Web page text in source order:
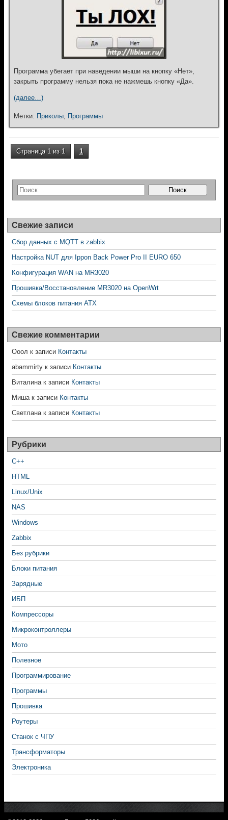
Программа убегает при наведении мыши на кнопку «Нет»,
закрыть программу нельзя пока не нажмешь кнопку «Да».
(далее…)
Метки: Приколы, Программы
Страница 1 из 1 1
Свежие записи
Сбор данных с MQTT в zabbix
Настройка NUT для Ippon Back Power Pro II EURO 650
Конфигурация WAN на MR3020
Прошивка/Восстановление MR3020 на OpenWrt
Схемы блоков питания ATX
Свежие комментарии
Ооол к записи Контакты
abammirty к записи Контакты
Виталинак записи Контакты
Мишак записи Контакты
Светланак записи Контакты
Рубрики
C++
HTML
Linux/Unix
NAS
Windows
Zabbix
Без рубрики
Блоки питания
Зарядные
ИБП
Компрессоры
Микроконтроллеры
Мото
Полезное
Программирование
Программы
Прошивка
Роутеры
Станок с ЧПУ
Трансформаторы
Электроника